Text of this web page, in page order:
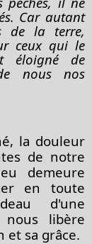
Car autant
de la terre,
ceux qui le
éloigné de
nous nos
la douleur
de notre
demeure
en toute
d'une
nous libère
et sa grâce.